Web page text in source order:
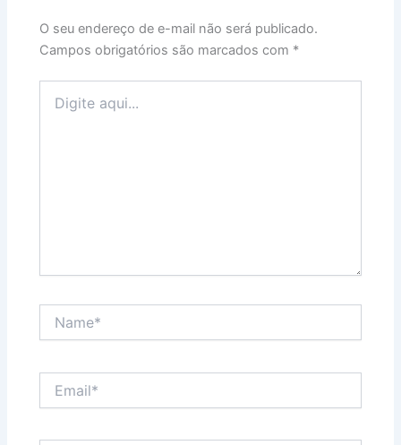
O seu endereço de e-mail não será publicado.
Campos obrigatórios são marcados com *
aqui...